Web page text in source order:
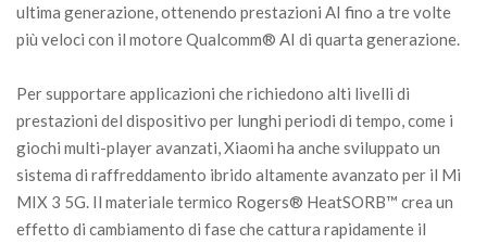
ultima generazione, ottenendo prestazioni AI fino a tre volte
più veloci con il motore Qualcomm® AI di quarta generazione.
Per supportare applicazioni che richiedono alti livelli di
prestazioni del dispositivo per lunghi periodi di tempo, come i
giochi multi-player avanzati, Xiaomi ha anche sviluppato un
sistema di raffreddamento ibrido altamente avanzato per il Mi
MIX 3 5G. Il materiale termico Rogers® HeatSORB™ crea un
effetto di cambiamento di fase che cattura rapidamente il